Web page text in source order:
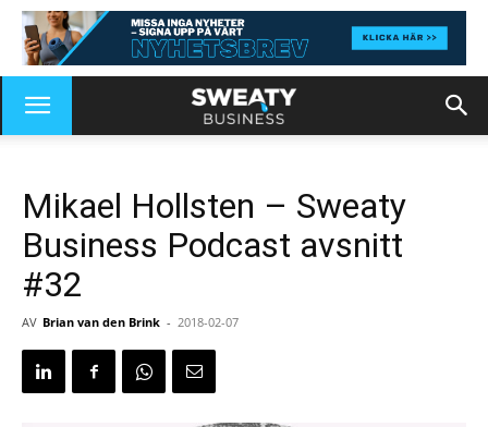
Mikael Hollsten – Sweaty
Business Podcast avsnitt
#32
AV Brian van den Brink - 2018-02-07